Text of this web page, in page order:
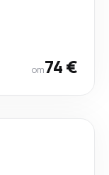
от74 €